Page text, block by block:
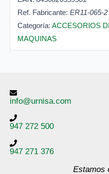
Ref. Fabricante: ER11-065-2
Categoría: ACCESORIOS
MAQUINAS
info@urnisa.com
947 272 500
947 271 376
Estamos